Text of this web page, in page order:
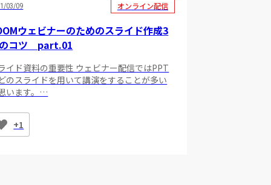
03/09 オンライン配信
ウェビナーのためのスライド作成3
コツ part.01
イド資料の重要性 ウェビナー配信ではPPT
のスライドを用いて講演をすることが多い
います。…
+1